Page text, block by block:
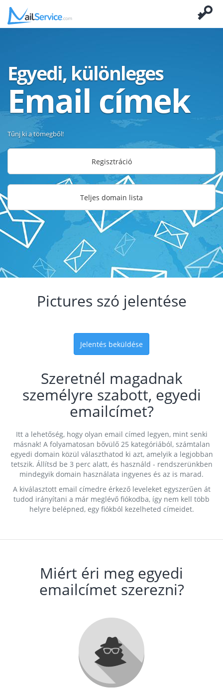
Egyedi, különleges
Email címek
Tűnj ki a tömegből!
Regisztráció
Teljes domain lista
Pictures szó jelentése
Jelentés beküldése
Szeretnél magadnak
személyre szabott, egyedi
emailcímet?
Itt a lehetőség, hogy olyan email címed legyen, mint senki
másnak! A folyamatosan bővülő 25 kategóriából, számtalan
egyedi domain közül választhatod ki azt, amelyik a legjobban
tetszik. Állítsd be 3 perc alatt, és használd - rendszerünkben
mindegyik domain használata ingyenes és az is marad.
A kiválasztott email címedre érkező leveleket egyszerűen át
tudod irányítani a már meglévő fiókodba, így nem kell több
helyre belépned, egy fiókból kezelheted címeidet.
Miért éri meg egyedi
emailcímet szerezni?